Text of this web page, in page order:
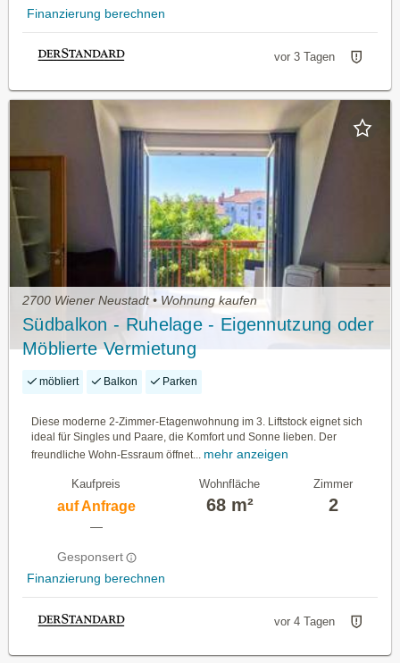
Finanzierung berechnen
vor 3 Tagen
2700 Wiener Neustadt • Wohnung kaufen
Südbalkon - Ruhelage - Eigennutzung oder
Möblierte Vermietung
möbliert Balkon Parken
Diese moderne 2-Zimmer-Etagenwohnung im 3. Liftstock eignet sich
ideal für Singles und Paare, die Komfort und Sonne lieben. Der
freundliche Wohn-Essraum öffnet... mehr anzeigen
Kaufpreis
auf Anfrage
—
Gesponsert
Finanzierung berechnen
Wohnfläche
68 m²
Zimmer
2
vor 4 Tagen